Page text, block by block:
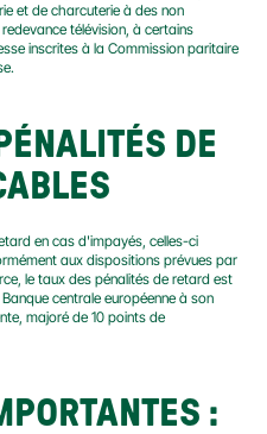
et de charcuterie à des non
télévision, à certains
inscrites à la Commission paritaire
DE
en cas d'impayés, celles-ci
aux dispositions prévues par
le taux des pénalités de retard est
centrale européenne à son
majoré de 10 points de
: